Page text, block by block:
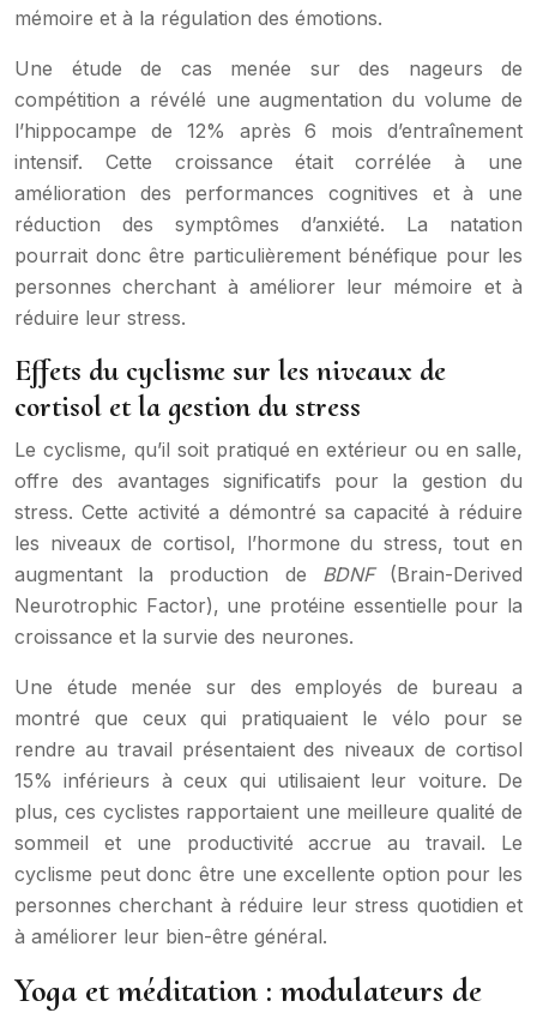
mémoire et à la régulation des émotions.
Une étude de cas menée sur des nageurs de
compétition a révélé une augmentation du volume de
l’hippocampe de 12% après 6 mois d’entraînement
intensif. Cette croissance était corrélée à une
amélioration des performances cognitives et à une
réduction des symptômes d’anxiété. La natation
pourrait donc être particulièrement bénéfique pour les
personnes cherchant à améliorer leur mémoire et à
réduire leur stress.
Effets du cyclisme sur les niveaux de
cortisol et la gestion du stress
Le cyclisme, qu’il soit pratiqué en extérieur ou en salle,
offre des avantages significatifs pour la gestion du
stress. Cette activité a démontré sa capacité à réduire
les niveaux de cortisol, l’hormone du stress, tout en
augmentant la production de BDNF (Brain-Derived
Neurotrophic Factor), une protéine essentielle pour la
croissance et la survie des neurones.
Une étude menée sur des employés de bureau a
montré que ceux qui pratiquaient le vélo pour se
rendre au travail présentaient des niveaux de cortisol
15% inférieurs à ceux qui utilisaient leur voiture. De
plus, ces cyclistes rapportaient une meilleure qualité de
sommeil et une productivité accrue au travail. Le
cyclisme peut donc être une excellente option pour les
personnes cherchant à réduire leur stress quotidien et
à améliorer leur bien-être général.
Yoga et méditation : modulateurs de